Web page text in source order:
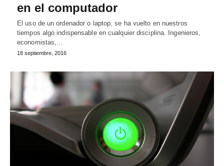
en el computador
El uso de un ordenador o laptop, se ha vuelto en nuestros
tiempos algo indispensable en cualquier disciplina. Ingenieros,
economistas,…
18 septiembre, 2016